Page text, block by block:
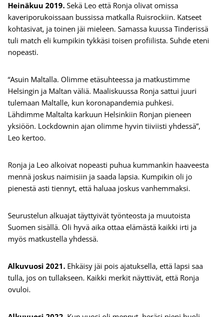
Heinäkuu 2019. Sekä Leo että Ronja olivat omissa
kaveriporukoissaan bussissa matkalla Ruisrockiin. Katseet
kohtasivat, ja toinen jäi mieleen. Samassa kuussa Tinderissä
tuli match eli kumpikin tykkäsi toisen profiilista. Suhde eteni
nopeasti.
“Asuin Maltalla. Olimme etäsuhteessa ja matkustimme
Helsingin ja Maltan väliä. Maaliskuussa Ronja sattui juuri
tulemaan Maltalle, kun koronapandemia puhkesi.
Lähdimme Maltalta karkuun Helsinkiin Ronjan pieneen
yksiöön. Lockdownin ajan olimme hyvin tiiviisti yhdessä”,
Leo kertoo.
Ronja ja Leo alkoivat nopeasti puhua kummankin haaveesta
mennä joskus naimisiin ja saada lapsia. Kumpikin oli jo
pienestä asti tiennyt, että haluaa joskus vanhemmaksi.
Seurustelun alkuajat täyttyivät työnteosta ja muutoista
Suomen sisällä. Oli hyvä aika ottaa elämästä kaikki irti ja
myös matkustella yhdessä.
Alkuvuosi 2021. Ehkäisy jäi pois ajatuksella, että lapsi saa
tulla, jos on tullakseen. Kaikki merkit näyttivät, että Ronja
ovuloi.